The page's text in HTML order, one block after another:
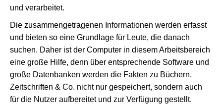
und verarbeitet.
Die zusammengetragenen Informationen werden erfasst
und bieten so eine Grundlage für Leute, die danach
suchen. Daher ist der Computer in diesem Arbeitsbereich
eine große Hilfe, denn über entsprechende Software und
große Datenbanken werden die Fakten zu Büchern,
Zeitschriften & Co. nicht nur gespeichert, sondern auch
für die Nutzer aufbereitet und zur Verfügung gestellt.